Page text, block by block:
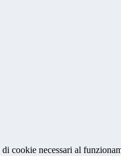
cookie necessari al